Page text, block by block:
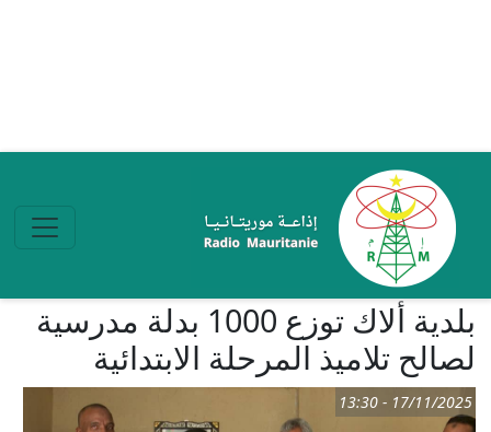
بلدية ألاك توزع 1000 بدلة مدرسية
لصالح تلاميذ المرحلة الابتدائية
17/11/2025 - 13:30